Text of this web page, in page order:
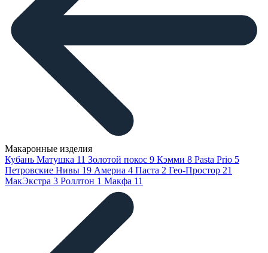
Макаронные изделия
Кубань Матушка 11 Золотой покос 9 Кэмми 8 Pasta Prio 5
Петровские Нивы 19 Америа 4 Паста 2 Гео-Простор 21
МакЭкстра 3 Роллтон 1 Макфа 11